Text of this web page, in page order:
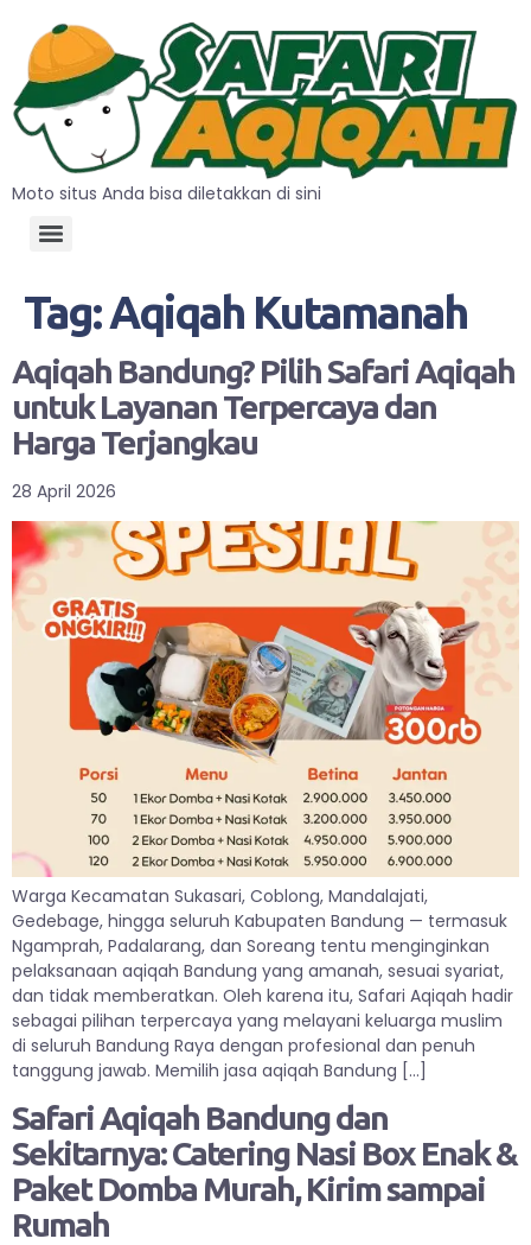
Moto situs Anda bisa diletakkan di sini
Tag:Aqiqah Kutamanah
Aqiqah Bandung? Pilih Safari Aqiqah
untuk Layanan Terpercaya dan
Harga Terjangkau
28 April 2026
Warga Kecamatan Sukasari, Coblong, Mandalajati,
Gedebage, hingga seluruh Kabupaten Bandung — termasuk
Ngamprah, Padalarang, dan Soreang tentu menginginkan
pelaksanaan aqiqah Bandung yang amanah, sesuai syariat,
dan tidak memberatkan. Oleh karena itu, Safari Aqiqah hadir
sebagai pilihan terpercaya yang melayani keluarga muslim
di seluruh Bandung Raya dengan profesional dan penuh
tanggung jawab. Memilih jasa aqiqah Bandung […]
Safari Aqiqah Bandung dan
Sekitarnya: Catering Nasi Box Enak &
Paket Domba Murah, Kirim sampai
Rumah